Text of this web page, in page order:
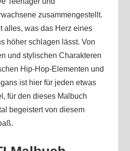
zusammengestellt.
alles, was das Herz eines
höher schlagen lässt. Von
und stylischen Charakteren
Hip-Hop-Elementen und
ist hier für jeden etwas
für den dieses Malbuch
begeistert von diesem